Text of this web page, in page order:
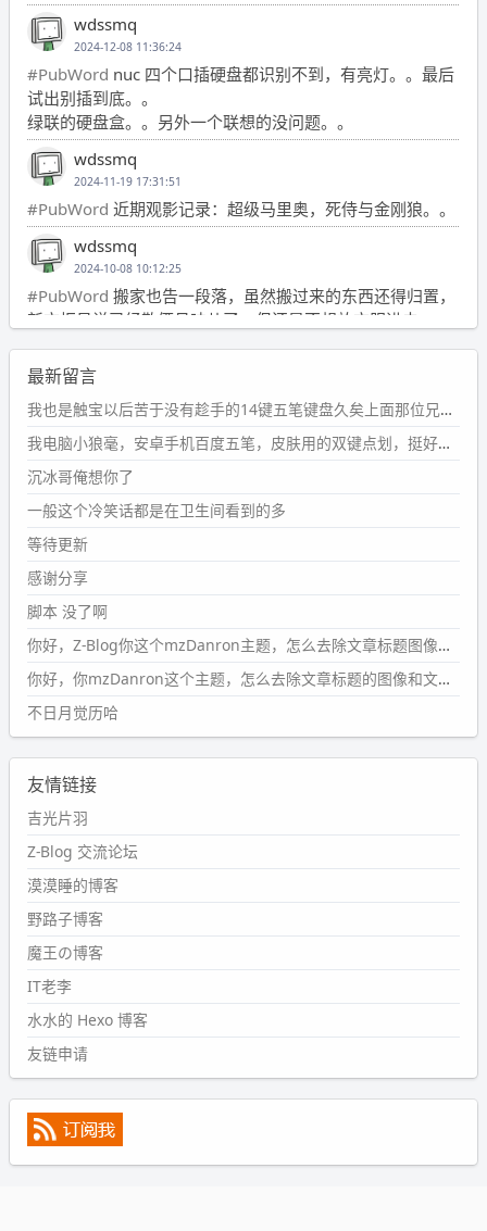
wdssmq
2024-12-08 11:36:24
#PubWord nuc 四个口插硬盘都识别不到，有亮灯。。最后
试出别插到底。。
绿联的硬盘盒。。另外一个联想的没问题。。
wdssmq
2024-11-19 17:31:51
#PubWord 近期观影记录：超级马里奥，死侍与金刚狼。。
wdssmq
2024-10-08 10:12:25
#PubWord 搬家也告一段落，虽然搬过来的东西还得归置，
新衣柜虽说已经散俩月味儿了，但还是不想放衣服进去。
wdssmq
2024-09-23 21:00:49
#PubWord要不我每年汇总整理一次？？碎雨集_沉冰浮水_
第1页https://www.wdssmq.com/tag/%E7%A2%8E%E9%9
B%A8%E9%9B%86/
wdssmq
2024-09-23 20:58:40
#PubWord
条嘟？？？？
wdssmq
2024-09-15 10:32:07
#PubWordVSCode 内 git 操作卡住的时候没办法主动取消
一直是个痛点，一般都是推送或拉取，今天连提交都卡
了。。
wdssmq
2024-09-11 08:45:43
#PubWord
然后天凉了，为了应对踢被子买了睡袋，不知道 1.2 米会不
会略窄。。
wdssmq
2024-09-09 19:43:00
#PubWord
表，21 年 11 月底发现 B 站上线了这部，直到前几天才看
完，还是分两次看的。。接下来有五项是 2019 年的，都是
电影 —— 略长的待办列表。。
最新留言
我也是触宝以后苦于没有趁手的14键五笔键盘久矣上面那位兄台用的百度双键点划布局我也用过很久，那个皮肤做得很粗糙，个别键位的触发区域是错位的，快速打字时很容易出错，修改它的皮肤文件校正后勉强能用，但早年出的皮肤分辨率太低，实在谈不上美观。百度小米定制版的商店里有一个"小黑板"皮肤还不错(百度官方输入法商店里没有)，但那个风格我不喜欢这两天找到了一个叫"森林集"的公众号，开发了海量的皮肤，很多都有14键版本，付费但很便宜，几块钱，终于有自己满意的输入法了搜了一下，这个工作室还是百度的官方合作伙伴，不知道为什么14键作品都不在官方商店上架，难道是百度官方在刻意放弃14键？
我电脑小狼毫，安卓手机百度五笔，皮肤用的双键点划，挺好的。
沉冰哥俺想你了
一般这个冷笑话都是在卫生间看到的多
等待更新
感谢分享
脚本 没了啊
你好，Z-Blog你这个mzDanron主题，怎么去除文章标题图像和文章摘要，仅显示标题，感谢回复！
你好，你mzDanron这个主题，怎么去除文章标题的图像和文章摘要！仅显示标题，感谢回复解决！
不日月觉历哈
友情链接
吉光片羽
Z-Blog 交流论坛
漠漠睡的博客
野路子博客
魔王の博客
IT老李
水水的 Hexo 博客
友链申请